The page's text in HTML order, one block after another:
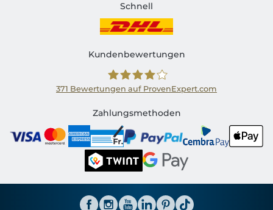
Schnell
Kundenbewertungen
Shirtinator CH
371 Bewertungen auf ProvenExpert.com
Zahlungsmethoden